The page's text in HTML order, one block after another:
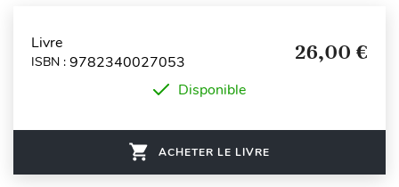
Livre
ISBN : 9782340027053 26,00 €
Disponible
ACHETER LE LIVRE